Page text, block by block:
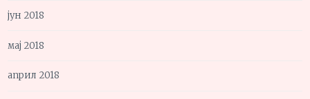
јун 2018
мај 2018
април 2018